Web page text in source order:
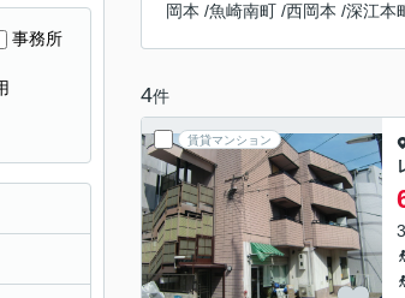
岡本 /魚崎南町 /西岡本 /深江本
4件
賃貸マンション
事務所